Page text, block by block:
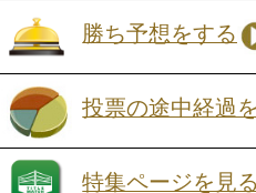
見どころ:ゴールデ
アラビアでプロ4戦
から3戦はいずれも
ド。着実にキャリ
今度は中東の地で